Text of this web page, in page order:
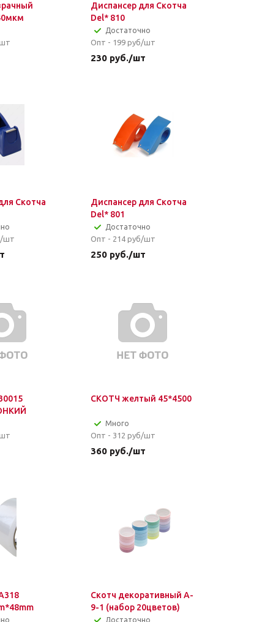
Диспансер для Скотча
Del* 810
Достаточно
Опт - 199 руб/шт
230 руб./шт
Скотча
шт
Диспансер для Скотча
Del* 801
Достаточно
Опт - 214 руб/шт
250 руб./шт
СКОТЧ желтый 45*4500
Много
Опт - 312 руб/шт
360 руб./шт
Скотч декоративный A-
9-1 (набор 20цветов)
Достаточно